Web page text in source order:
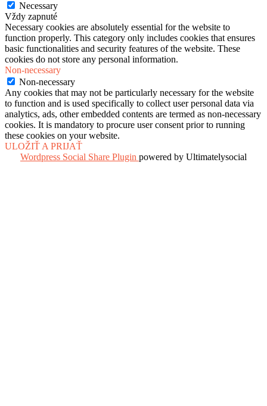
Necessary
Vždy zapnuté
Necessary cookies are absolutely essential for the website to
function properly. This category only includes cookies that ensures
basic functionalities and security features of the website. These
cookies do not store any personal information.
Non-necessary
Non-necessary
Any cookies that may not be particularly necessary for the website
to function and is used specifically to collect user personal data via
analytics, ads, other embedded contents are termed as non-necessary
cookies. It is mandatory to procure user consent prior to running
these cookies on your website.
ULOŽIŤ A PRIJAŤ
Wordpress Social Share Plugin powered by Ultimatelysocial